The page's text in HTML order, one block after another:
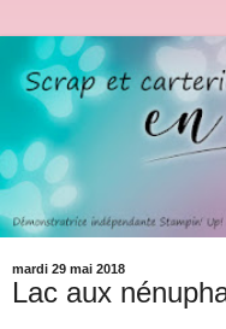
mardi 29 mai 2018
Lac aux